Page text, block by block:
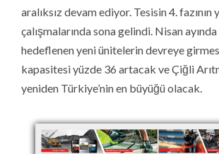
aralıksız devam ediyor. Tesisin 4. fazının
çalışmalarında sona gelindi. Nisan
hedeflenen yeni ünitelerin devreye
kapasitesi yüzde 36 artacak ve Çiğli
yeniden Türkiye’nin en büyüğü olacak.